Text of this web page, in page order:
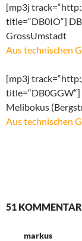
[mp3j
title=“DB0IO“]
GrossUmstadt
Aus technischen
[mp3j
Melibokus
Aus technischen
51
markus